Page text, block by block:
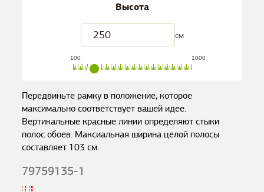
Высота
см
100 1000
Передвиньте рамку в положение, которое
максимально соответствует вашей идее.
Вертикальные красные линии определяют стыки
полос обоев. Максиальная ширина целой полосы
составляет 103 см.
79759135-1